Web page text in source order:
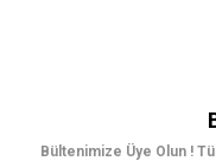
Bültenimize Üye Olun !